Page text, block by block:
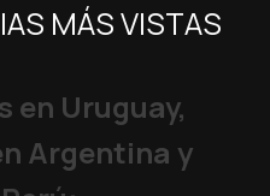
MÁS VISTAS
en Uruguay,
Argentina y